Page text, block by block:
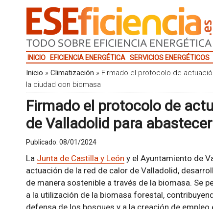
INICIO EFICIENCIA ENERGÉTICA SERVICIOS ENERGÉTICOS
Inicio » Climatización » Firmado el protocolo de
la ciudad con biomasa
Firmado el protocolo de
de Valladolid para
Publicado: 08/01/2024
La Junta de Castilla y León y el Ayuntamiento de
actuación de la red de calor de Valladolid,
de manera sostenible a través de la biomasa. Se
a la utilización de la biomasa forestal,
defensa de los bosques y a la creación de